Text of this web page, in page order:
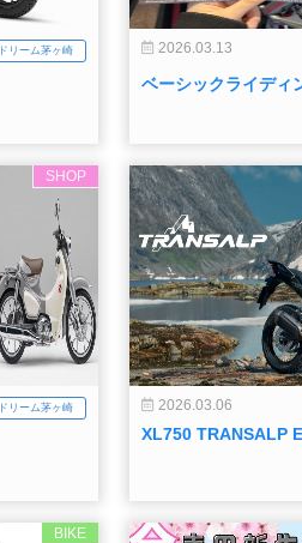
ドリーム茅ヶ崎 2026.03.13
ベーシックライディ
SHOP
ドリーム茅ヶ崎 2026.03.06
XL750 TRANSALP
BIKE